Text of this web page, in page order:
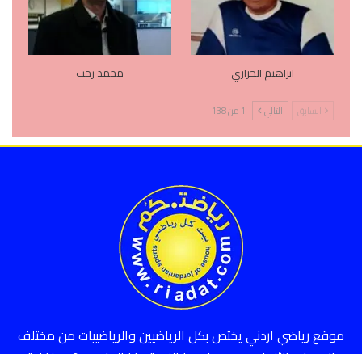
ابراهيم الجزازي محمد رجب
السابق التالي 1 من 138
موقع رياضي اردني يختص بكل الرياضيين والرياضييات من مختلف